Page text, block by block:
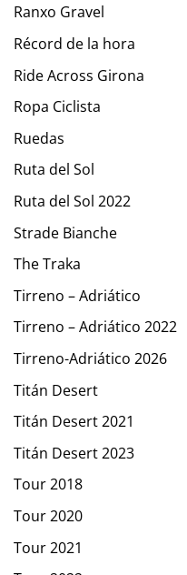
Ranxo Gravel
Récord de la hora
Ride Across Girona
Ropa Ciclista
Ruedas
Ruta del Sol
Ruta del Sol 2022
Strade Bianche
The Traka
Tirreno – Adriático
Tirreno – Adriático 2022
Tirreno-Adriático 2026
Titán Desert
Titán Desert 2021
Titán Desert 2023
Tour 2018
Tour 2020
Tour 2021